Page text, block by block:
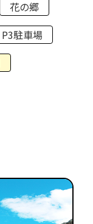
花の郷
P3駐車場